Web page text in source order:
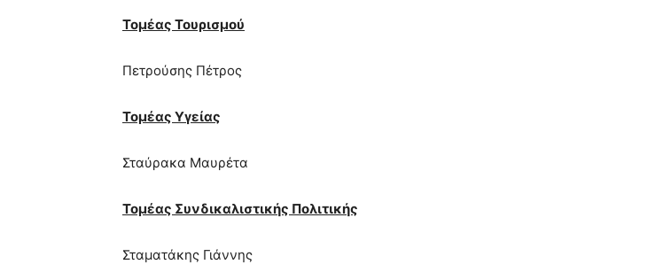
Τομέας Τουρισμού
Πετρούσης Πέτρος
Τομέας Υγείας
Σταύρακα Μαυρέτα
Τομέας Συνδικαλιστικής Πολιτικής
Σταματάκης Γιάννης